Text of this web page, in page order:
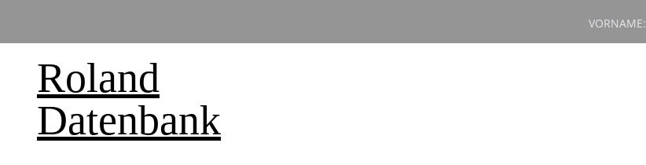
Roland
Datenbank
VORNAME: